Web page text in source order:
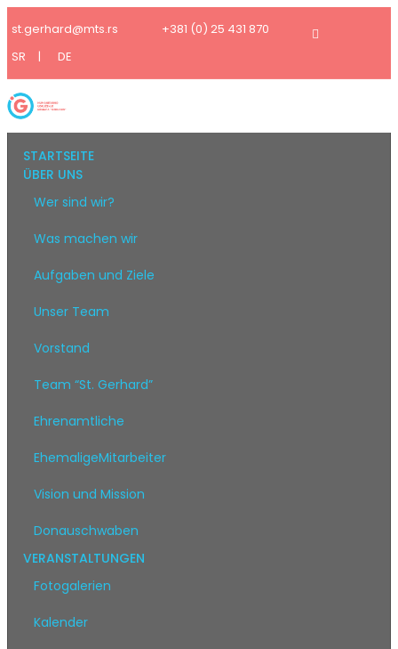
st.gerhard@mts.rs
+381 (0) 25 431 870
SR
| DE
STARTSEITE
ÜBER UNS
Wer sind wir?
Was machen wir
Aufgaben und Ziele
Unser Team
Vorstand
Team “St. Gerhard”
Ehrenamtliche
EhemaligeMitarbeiter
Vision und Mission
Donauschwaben
VERANSTALTUNGEN
Fotogalerien
Kalender